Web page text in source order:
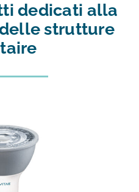
dedicati alla
strutture